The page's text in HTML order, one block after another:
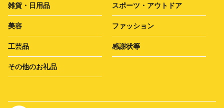
雑貨・日用品 スポーツ・アウトドア
美容 ファッション
工芸品 感謝状等
その他のお礼品